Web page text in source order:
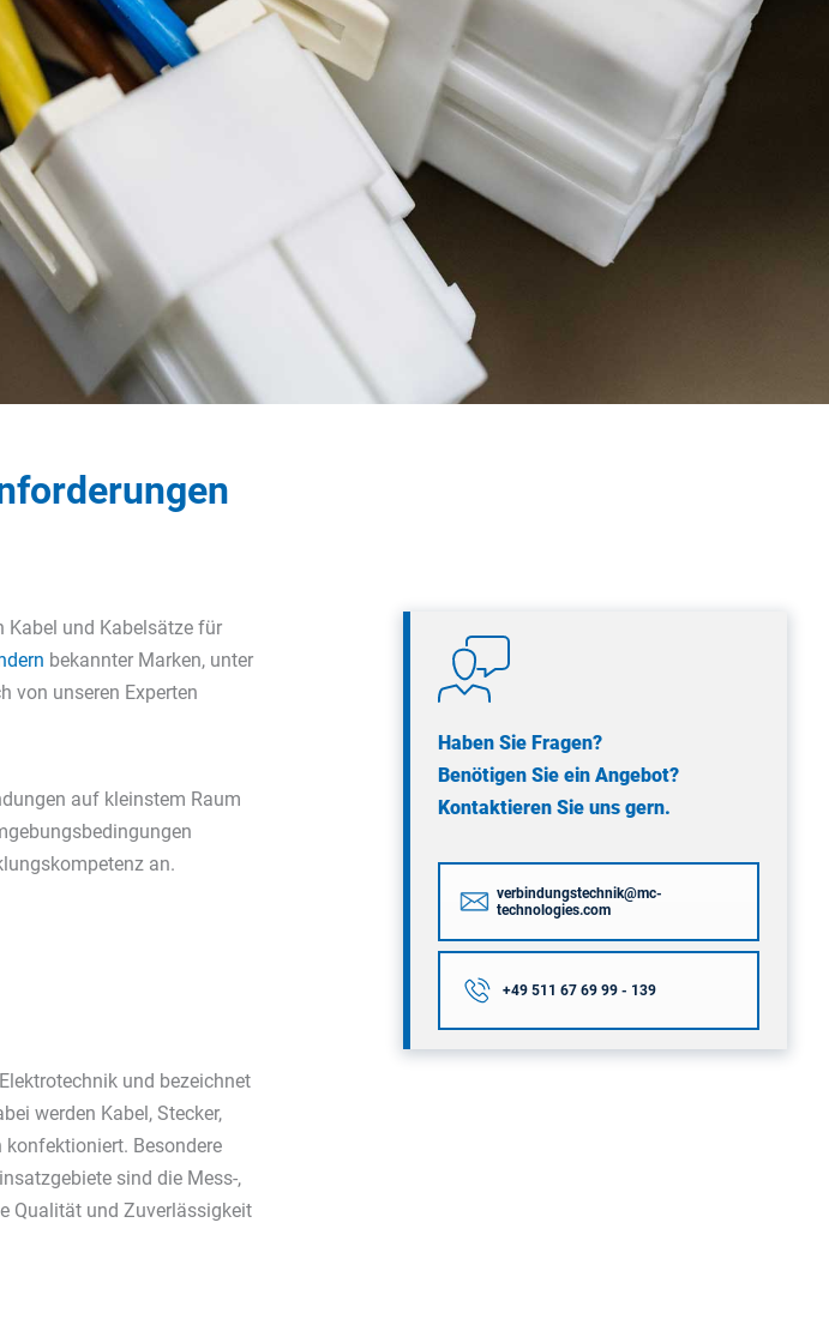
Kabel und Kabelsätze für
bekannter Marken, unter
von unseren Experten
auf kleinstem Raum
an.
und bezeichnet
werden Kabel, Stecker,
Besondere
sind die Mess-,
Qualität und Zuverlässigkeit
Haben Sie Fragen?
Benötigen Sie ein Angebot?
Kontaktieren Sie uns gern.
verbindungstechnik@mc-
technologies.com
+49 511 67 69 99 - 139